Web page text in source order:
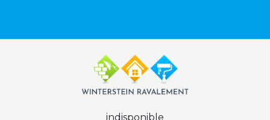
indisponible